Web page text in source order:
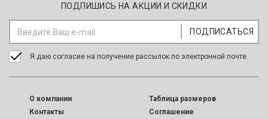
ПОДПИШИСЬ НА АКЦИИ И СКИДКИ
Я даю согласие на получение рассылок по электронной почте.
O компании
Контакты
Таблица размеров
Соглашение